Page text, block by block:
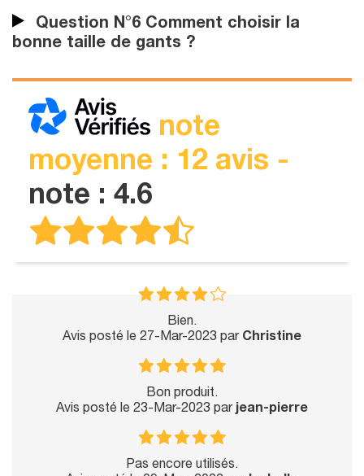
Question N°6 Comment choisir la
bonne taille de gants ?
note
moyenne : 12 avis -
note : 4.6
Bien.
Avis posté le 27-Mar-2023 par Christine
Bon produit.
Avis posté le 23-Mar-2023 parjean-pierre
Pas encore utilisés.